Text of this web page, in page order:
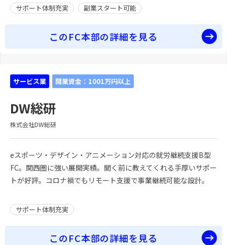
サポート体制充実 副業スタート可能
このFC本部の詳細を見る
サービス業 開業資金：1001万円以上
DW総研
株式会社DW総研
eスポーツ・デザイン・アニメーション対応の就労継続支援B型
FC。関西圏に強い展開実績。聞く前に教えてくれる手厚いサポー
トが好評。コロナ禍でもリモート支援で事業継続可能な設計。
サポート体制充実
このFC本部の詳細を見る